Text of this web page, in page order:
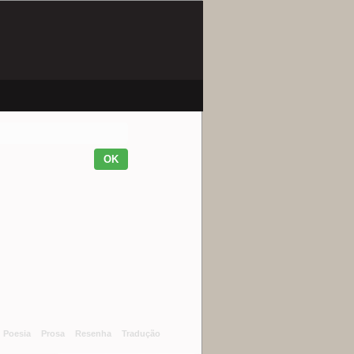
Poesia Prosa Resenha Tradução